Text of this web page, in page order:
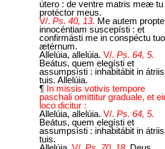
útero : de ventre matris meæ tu
protéctor meus.
V/. Ps. 40, 13. Me autem
innocéntiam suscepísti : et
confirmásti me in conspéctu
ætérnum.
Allelúia, allelúia. V/. Ps. 64, 5.
Beátus, quem elegísti et
assumpsísti : inhabitábit in átriis
tuis. Allelúia.
¶ In missis votivis tempore
paschali omittitur graduale, et
loco dicitur :
Allelúia, allelúia. V/. Ps. 64, 5.
Beátus, quem elegísti et
assumpsísti : inhabitábit in átriis
tuis.